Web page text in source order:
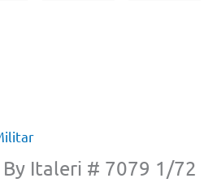
Italeri # 7079 1/72